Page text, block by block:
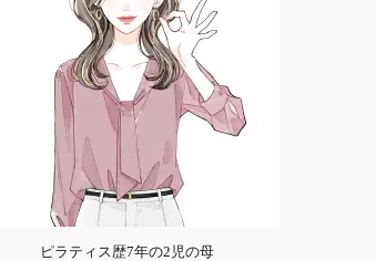
ピラティス歴7年の2児の母